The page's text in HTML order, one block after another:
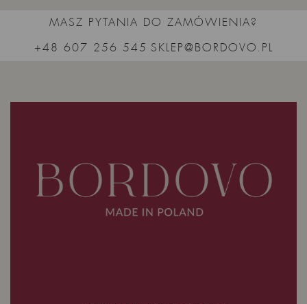
MASZ PYTANIA DO ZAMÓWIENIA?
+48 607 256 545 SKLEP@BORDOVO.PL